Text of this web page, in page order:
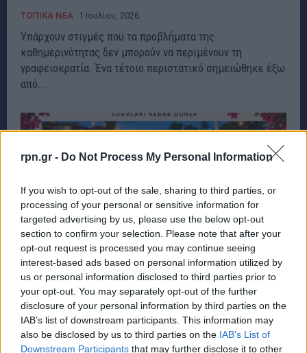
rpn.gr - Do Not Process My Personal Information
If you wish to opt-out of the sale, sharing to third parties, or
processing of your personal or sensitive information for
targeted advertising by us, please use the below opt-out
section to confirm your selection. Please note that after your
opt-out request is processed you may continue seeing
interest-based ads based on personal information utilized by
us or personal information disclosed to third parties prior to
your opt-out. You may separately opt-out of the further
disclosure of your personal information by third parties on the
IAB’s list of downstream participants. This information may
also be disclosed by us to third parties on the IAB’s List of
Downstream Participants that may further disclose it to other
ΤΟΠΙΚΑ ΝΕΑ 1 Ιουλίου, 2026
Υπάρχουν στιγμές που τα προβλήματα της
καθημερινότητας δεν μπορούν να περιμένουν τη
γραφειοκρατία. Ένα τέτοιο περιστατικό σημειώθηκε έξω
από...
Διασταύρωση Ραφήνας: Ο Ιούνιος ξεκινά με
γεύση στο Mama’s Souvlaki Doner Kebab